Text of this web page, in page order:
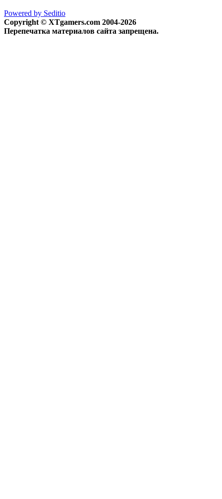
Powered by Seditio
Copyright © XTgamers.com 2004-2026
Перепечатка материалов сайта запрещена.